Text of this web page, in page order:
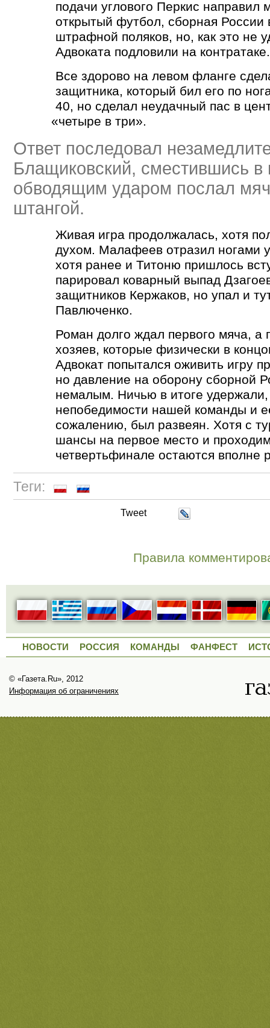
подачи углового Перкис
открытый футбол, сборная России
штрафной поляков, но, как это не
Адвоката подловили на контратаке.
Все здорово на левом фланге
защитника, который бил его по
40, но сделал неудачный пас в
«четыре в три».
Ответ последовал
Блащиковский, сместившись
обводящим ударом послал мяч
штангой.
Живая игра продолжалась, хотя
духом. Малафеев отразил ногами
хотя ранее и Титоню пришлось
парировал коварный выпад
защитников Кержаков, но упал и
Павлюченко.
Роман долго ждал первого мяча,
хозяев, которые физически в
Адвокат попытался оживить игру
но давление на оборону сборной
немалым. Ничью в итоге
непобедимости нашей команды и
сожалению, был развеян. Хотя с
шансы на первое место и
четвертьфинале остаются вполне
Теги:
Tweet
Правила
НОВОСТИ РОССИЯ КОМАНДЫ ФАНФЕСТ
© «Газета.Ru», 2012
Информация об ограничениях